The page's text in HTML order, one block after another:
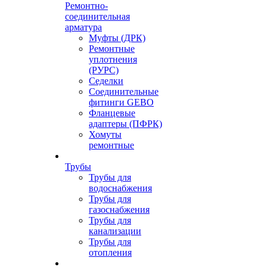
Ремонтно-
соединительная
арматура
Муфты (ДРК)
Ремонтные
уплотнения
(РУРС)
Седелки
Соединительные
фитинги GEBO
Фланцевые
адаптеры (ПФРК)
Хомуты
ремонтные
Трубы
Трубы для
водоснабжения
Трубы для
газоснабжения
Трубы для
канализации
Трубы для
отопления